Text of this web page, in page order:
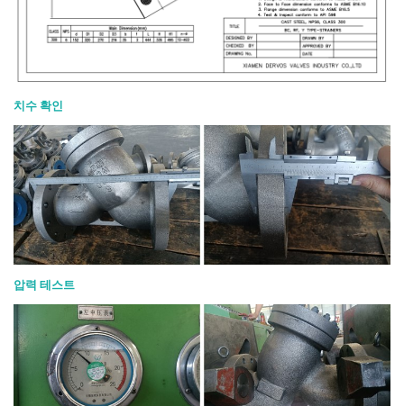
치수 확인
압력 테스트